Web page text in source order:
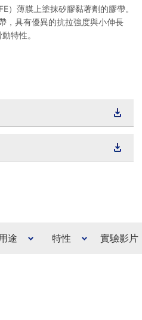
）薄膜上塗抹矽膠黏著劑的膠帶。
，具有優異的抗拉強度與小伸長
特性。
用途 特性 實驗影片